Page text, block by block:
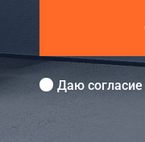
Даю согласие